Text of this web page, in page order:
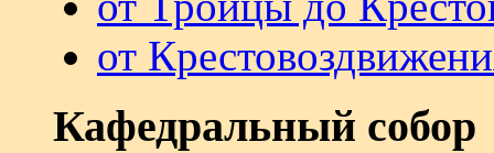
от
Кафедральный собор